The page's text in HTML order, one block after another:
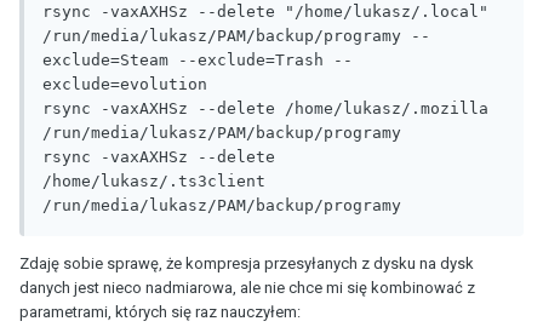
rsync -vaxAXHSz --delete "/home/lukasz/.local"
/run/media/lukasz/PAM/backup/programy --
exclude=Steam --exclude=Trash --
exclude=evolution
rsync -vaxAXHSz --delete /home/lukasz/.mozilla
/run/media/lukasz/PAM/backup/programy
rsync -vaxAXHSz --delete
/home/lukasz/.ts3client
Zdaję sobie sprawę, że kompresja przesyłanych z dysku na dysk
danych jest nieco nadmiarowa, ale nie chce mi się kombinować z
parametrami, których się raz nauczyłem: